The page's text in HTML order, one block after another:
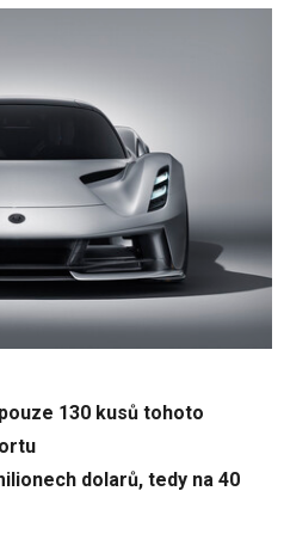
130 kusů tohoto
dolarů, tedy na 40